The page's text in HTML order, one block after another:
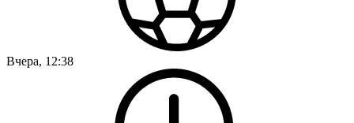
Вчера, 12:38